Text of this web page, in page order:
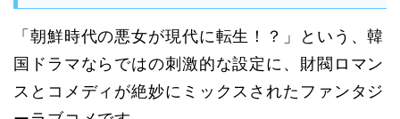
「朝鮮時代の悪女が現代に転生！？」という、韓
国ドラマならではの刺激的な設定に、財閥ロマン
スとコメディが絶妙にミックスされたファンタジ